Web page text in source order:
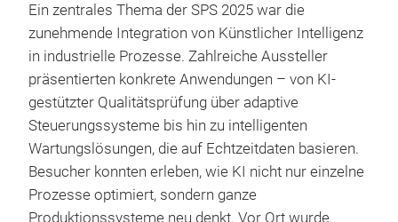
Ein zentrales Thema der SPS 2025 war die
zunehmende Integration von Künstlicher Intelligenz
in industrielle Prozesse. Zahlreiche Aussteller
präsentierten konkrete Anwendungen – von KI-
gestützter Qualitätsprüfung über adaptive
Steuerungssysteme bis hin zu intelligenten
Wartungslösungen, die auf Echtzeitdaten basieren.
Besucher konnten erleben, wie KI nicht nur einzelne
Prozesse optimiert, sondern ganze
Produktionssysteme neu denkt. Vor Ort wurde